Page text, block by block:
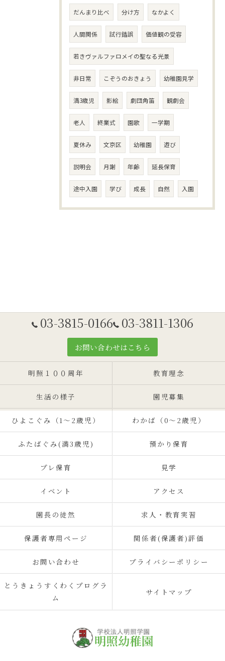
だんまり比べ 分け方 なかよく
人間関係 試行錯誤 価値観の受容
若きヴァルファロメイの聖なる光景
非日常 こぞうのおきょう 幼稚園見学
満3歳児 影絵 劇団角笛 観劇会
老人 終業式 園歌 一学期
夏休み 文京区 幼稚園 遊び
説明会 月謝 年齢 延長保育
途中入園 学び 成長 自然 入園
03-3815-0166 03-3811-1306
お問い合わせはこちら
明照１００周年 教育理念
生活の様子 園児募集
ひよこぐみ（1〜2歳児） わかば（0～2歳児）
ふたばぐみ(満3歳児) 預かり保育
プレ保育 見学
イベント アクセス
園長の徒然 求人・教育実習
保護者専用ページ 関係者(保護者)評価
お問い合わせ プライバシーポリシー
とうきょうすくわくプログラ
ム
サイトマップ